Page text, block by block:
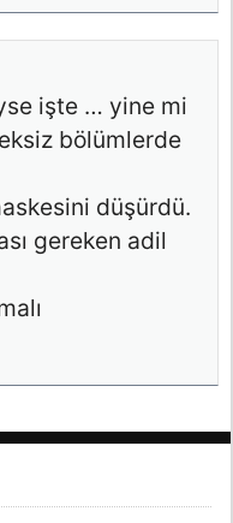
işte … yine mi
bölümlerde
düşürdü.
gereken adil